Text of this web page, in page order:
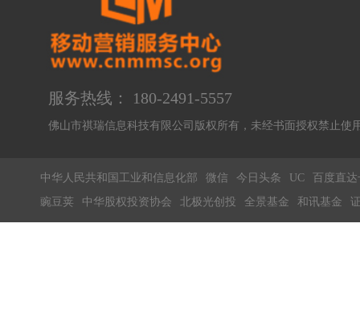
服务热线： 180-2491-5557
佛山市祺瑞信息科技有限公司版权所有，未经书面授权禁止
中华人民共和国工业和信息化部 微信 今日头条 UC
百度直达
豌豆荚
中华股权投资协会 北极光创投 全景基金 和讯基金